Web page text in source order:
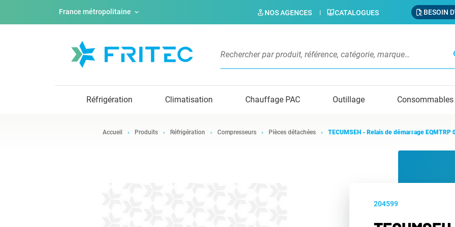
France métropolitaine NOS AGENCES CATALOGUES BESOIN
Réfrigération Climatisation Chauffage PAC Outillage Consommables
Accueil Produits Réfrigération Compresseurs Pièces détachées TECUMSEH - Relais de démarrage EQMTRP
204599